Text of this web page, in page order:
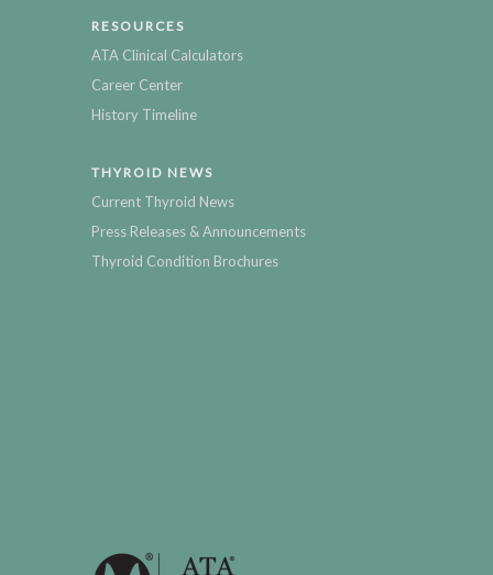
RESOURCES
ATA Clinical Calculators
Career Center
History Timeline
THYROID NEWS
Current Thyroid News
Press Releases & Announcements
Thyroid Condition Brochures